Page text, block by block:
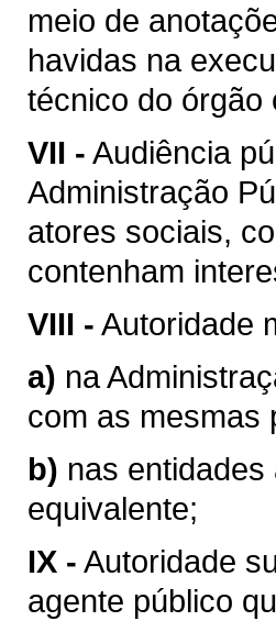
meio de
havidas na
técnico do órgão
VII - Audiência
Administração
atores sociais,
contenham
VIII - Autoridade
a) na
com as mesmas
b) nas
equivalente;
IX - Autoridade
agente público